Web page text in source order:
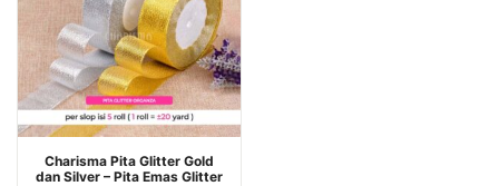
Charisma Pita Glitter Gold
dan Silver – Pita Emas Glitter